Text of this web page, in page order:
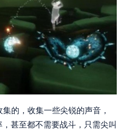
的，收集一些尖锐的声音，
甚至都不需要战斗，只需尖叫